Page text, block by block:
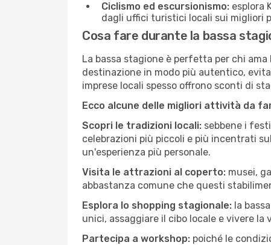
Ciclismo ed escursionismo: esplora
dagli uffici turistici locali sui migliori
Cosa fare durante la bassa
La bassa stagione è perfetta per chi
destinazione in modo più autentico,
imprese locali spesso offrono sconti di
Ecco alcune delle migliori attività da
Scopri le tradizioni locali: sebbene i
celebrazioni più piccoli e più incentrati
un'esperienza più personale.
Visita le attrazioni al coperto: musei,
abbastanza comune che questi
Esplora lo shopping stagionale: la
unici, assaggiare il cibo locale e vivere la
Partecipa a workshop: poiché le